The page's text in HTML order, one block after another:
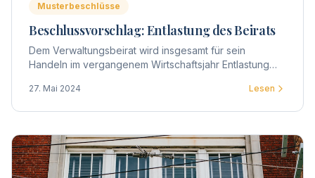
Musterbeschlüsse
Beschlussvorschlag: Entlastung des Beirats
Dem Verwaltungsbeirat wird insgesamt für sein
Handeln im vergangenem Wirtschaftsjahr Entlastung
27. Mai 2024 Lesen